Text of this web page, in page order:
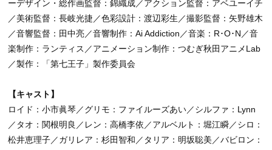
ーデザイン・総作画監督：錦織成／アクション監督：アベユーイチ
／美術監督：長岐光捷／色彩設計：渡辺彩生／撮影監督：矢野雄木
／音響監督：田中亮／音響制作：Ai Addiction／音楽：R･O･N／音
楽制作：ランティス／アニメーション制作：つむぎ秋田アニメLab
／製作：「第七王子」製作委員会
【キャスト】
ロイド：小市眞琴／グリモ：ファイルーズあい／シルファ：Lynn
／タオ：関根明良／レン：高橋李依／アルベルト：堀江瞬／シロ：
松井恵理子／ガリレア：杉田智和／タリア：明坂聡美／バビロン：